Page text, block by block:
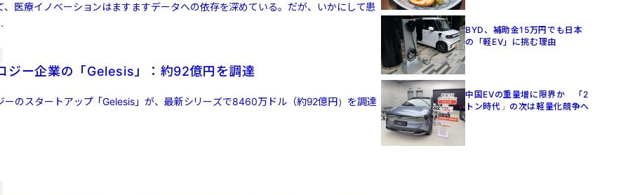
、医療イノベーションはますますデータへの依存を深めている。だが、いかにして患
ジー企業の「Gelesis」：約92億円を調達
ーのスタートアップ「Gelesis」が、最新シリーズで8460万ドル（約92億円）を調達
BYD、補助金15万円でも日本
の「軽EV」に挑む理由
中国EVの重量増に限界か 「2
トン時代」の次は軽量化競争へ